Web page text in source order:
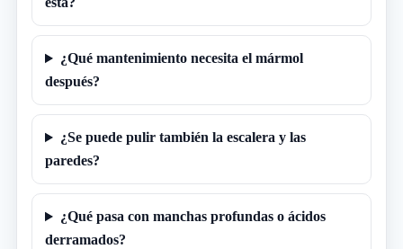
¿Qué mantenimiento necesita el mármol
después?
¿Se puede pulir también la escalera y las
paredes?
¿Qué pasa con manchas profundas o ácidos
derramados?